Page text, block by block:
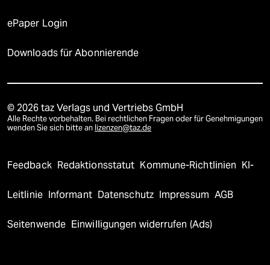
ePaper Login
Downloads für Abonnierende
© 2026 taz Verlags und Vertriebs GmbH
Alle Rechte vorbehalten. Bei rechtlichen Fragen oder für Genehmigungen
wenden Sie sich bitte an lizenzen@taz.de
Feedback Redaktionsstatut Kommune-Richtlinien KI-
Leitlinie Informant Datenschutz Impressum AGB
Seitenwende Einwilligungen widerrufen (Ads)